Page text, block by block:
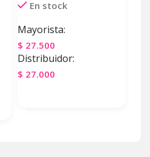
En stock
Mayorista:
$ 27.500
Distribuidor:
$ 27.000